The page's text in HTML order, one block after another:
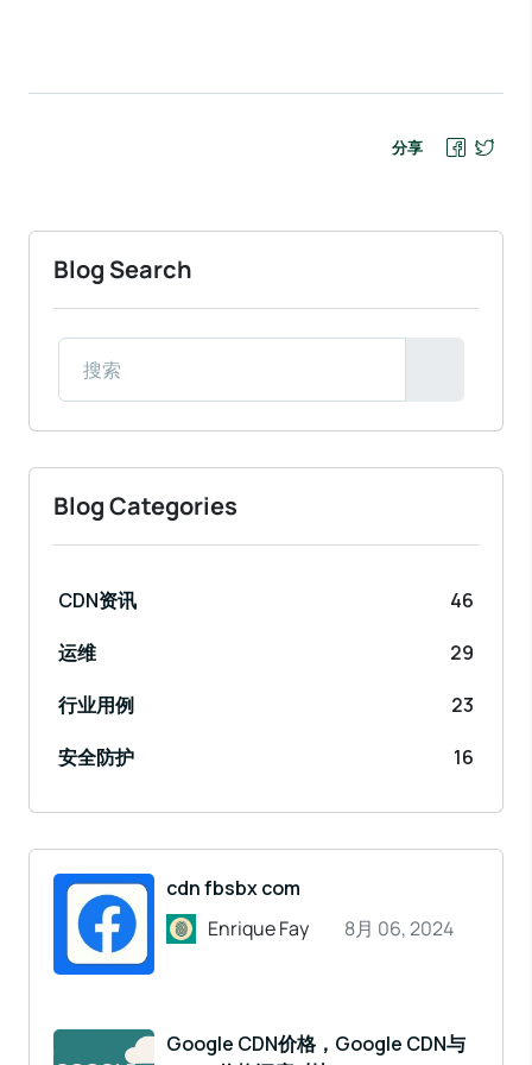
分享
Blog Search
Blog Categories
CDN资讯
46
运维
29
行业用例
23
安全防护
16
cdn fbsbx com
Enrique Fay
8月 06, 2024
Google CDN价格，Google CDN与